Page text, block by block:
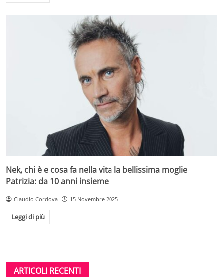
Nek, chi è e cosa fa nella vita la bellissima moglie
Patrizia: da 10 anni insieme
Claudio Cordova 15 Novembre 2025
Leggi di più
ARTICOLI RECENTI